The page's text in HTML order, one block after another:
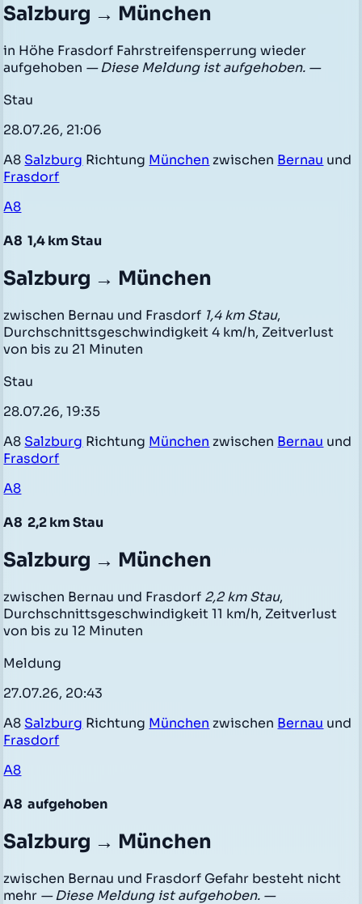
Salzburg → München
in Höhe Frasdorf Fahrstreifensperrung wieder
aufgehoben — Diese Meldung ist aufgehoben. —
Stau
28.07.26, 21:06
A8 Salzburg Richtung München zwischen Bernau und
Frasdorf
A8
A8 1,4 km Stau
Salzburg → München
zwischen Bernau und Frasdorf 1,4 km Stau,
Durchschnittsgeschwindigkeit 4 km/h, Zeitverlust
von bis zu 21 Minuten
Stau
28.07.26, 19:35
A8 Salzburg Richtung München zwischen Bernau und
Frasdorf
A8
A8 2,2 km Stau
Salzburg → München
zwischen Bernau und Frasdorf 2,2 km Stau,
Durchschnittsgeschwindigkeit 11 km/h, Zeitverlust
von bis zu 12 Minuten
Meldung
27.07.26, 20:43
A8 Salzburg Richtung München zwischen Bernau und
Frasdorf
A8
A8 aufgehoben
Salzburg → München
zwischen Bernau und Frasdorf Gefahr besteht nicht
mehr — Diese Meldung ist aufgehoben. —